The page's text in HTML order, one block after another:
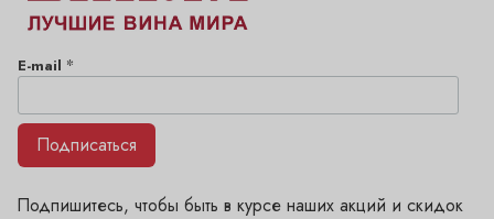
Подпишитесь, чтобы быть в курсе наших акций и скидок
E-mail *
Подписаться